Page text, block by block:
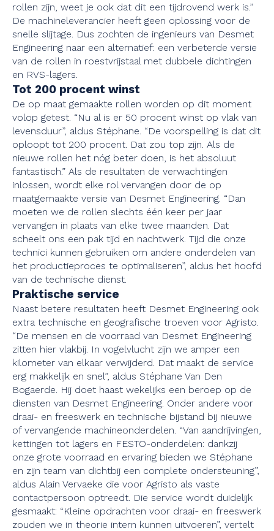
rollen zijn, weet je ook dat dit een tijdrovend werk is.”
De machineleverancier heeft geen oplossing voor de
snelle slijtage. Dus zochten de ingenieurs van Desmet
Engineering naar een alternatief: een verbeterde versie
van de rollen in roestvrijstaal met dubbele dichtingen
en RVS-lagers.
Tot 200 procent winst
De op maat gemaakte rollen worden op dit moment
volop getest. “Nu al is er 50 procent winst op vlak van
levensduur”, aldus Stéphane. “De voorspelling is dat dit
oploopt tot 200 procent. Dat zou top zijn. Als de
nieuwe rollen het nóg beter doen, is het absoluut
fantastisch.” Als de resultaten de verwachtingen
inlossen, wordt elke rol vervangen door de op
maatgemaakte versie van Desmet Engineering. “Dan
moeten we de rollen slechts één keer per jaar
vervangen in plaats van elke twee maanden. Dat
scheelt ons een pak tijd en nachtwerk. Tijd die onze
technici kunnen gebruiken om andere onderdelen van
het productieproces te optimaliseren”, aldus het hoofd
van de technische dienst.
Praktische service
Naast betere resultaten heeft Desmet Engineering ook
extra technische en geografische troeven voor Agristo.
“De mensen en de voorraad van Desmet Engineering
zitten hier vlakbij. In vogelvlucht zijn we amper een
kilometer van elkaar verwijderd. Dat maakt de service
erg makkelijk en snel”, aldus Stéphane Van Den
Bogaerde. Hij doet haast wekelijks een beroep op de
diensten van Desmet Engineering. Onder andere voor
draai- en freeswerk en technische bijstand bij nieuwe
of vervangende machineonderdelen. “Van aandrijvingen,
kettingen tot lagers en FESTO-onderdelen: dankzij
onze grote voorraad en ervaring bieden we Stéphane
en zijn team van dichtbij een complete ondersteuning”,
aldus Alain Vervaeke die voor Agristo als vaste
contactpersoon optreedt. Die service wordt duidelijk
gesmaakt: “Kleine opdrachten voor draai- en freeswerk
zouden we in theorie intern kunnen uitvoeren”, vertelt